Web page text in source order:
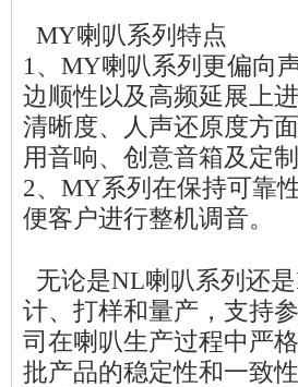
MY喇叭系列特点
1、MY喇叭系列更偏向
边顺性以及高频延展上
清晰度、人声还原度方
用音响、创意音箱及定
2、MY系列在保持可靠
便客户进行整机调音。
无论是NL喇叭系列还
计、打样和量产，支持
司在喇叭生产过程中严
批产品的稳定性和一致性